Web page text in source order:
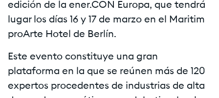
edición de la ener.CON Europa, que tendrá
lugar los días 16 y 17 de marzo en el Maritim
proArte Hotel de Berlín.
Este evento constituye una gran
plataforma en la que se reúnen más de 120
expertos procedentes de industrias de alta